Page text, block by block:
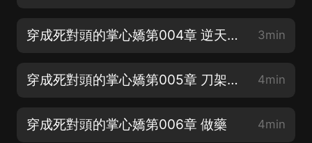
穿成死對頭的掌心嬌第004章 逆天運氣 3min
穿成死對頭的掌心嬌第005章 刀架脖子 4min
穿成死對頭的掌心嬌第006章 做藥 4min